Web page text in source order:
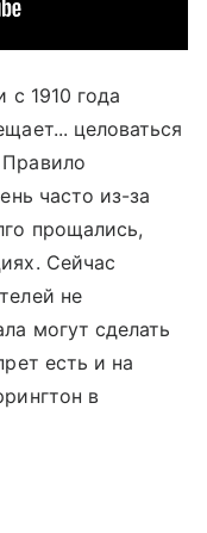
с 1910 года
целоваться
часто из-за
прощались,
Сейчас
не
могут сделать
есть и на
в